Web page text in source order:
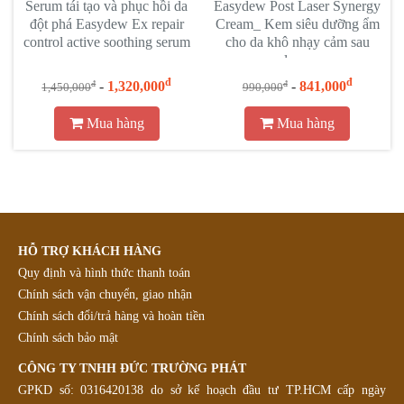
Serum tái tạo và phục hồi da
đột phá Easydew Ex repair
control active soothing serum
1,450,000đ- 1,320,000đ
Mua hàng
Easydew Post Laser Synergy
Cream_ Kem siêu dưỡng ẩm
cho da khô nhạy cảm sau
lazer
990,000đ- 841,000đ
Mua hàng
HỖ TRỢ KHÁCH HÀNG
Quy định và hình thức thanh toán
Chính sách vận chuyển, giao nhận
Chính sách đổi/trả hàng và hoàn tiền
Chính sách bảo mật
CÔNG TY TNHH ĐỨC TRƯỜNG PHÁT
GPKD số: 0316420138 do sở kế hoạch đầu tư TP.HCM cấp ngày